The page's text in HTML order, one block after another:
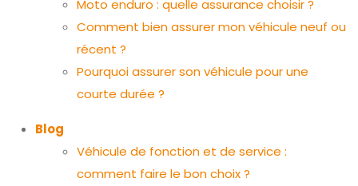
Moto enduro : quelle assurance choisir ?
Comment bien assurer mon véhicule neuf ou
récent ?
Pourquoi assurer son véhicule pour une
courte durée ?
Blog
Véhicule de fonction et de service :
comment faire le bon choix ?